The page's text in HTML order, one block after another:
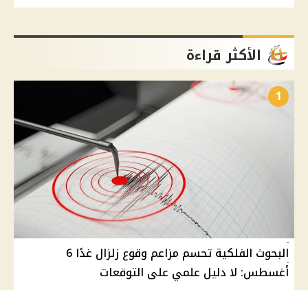
الأكثر قراءة
1
البحوث الفلكية تحسم مزاعم وقوع زلزال غدًا 6
أغسطس: لا دليل علمي على التوقعات